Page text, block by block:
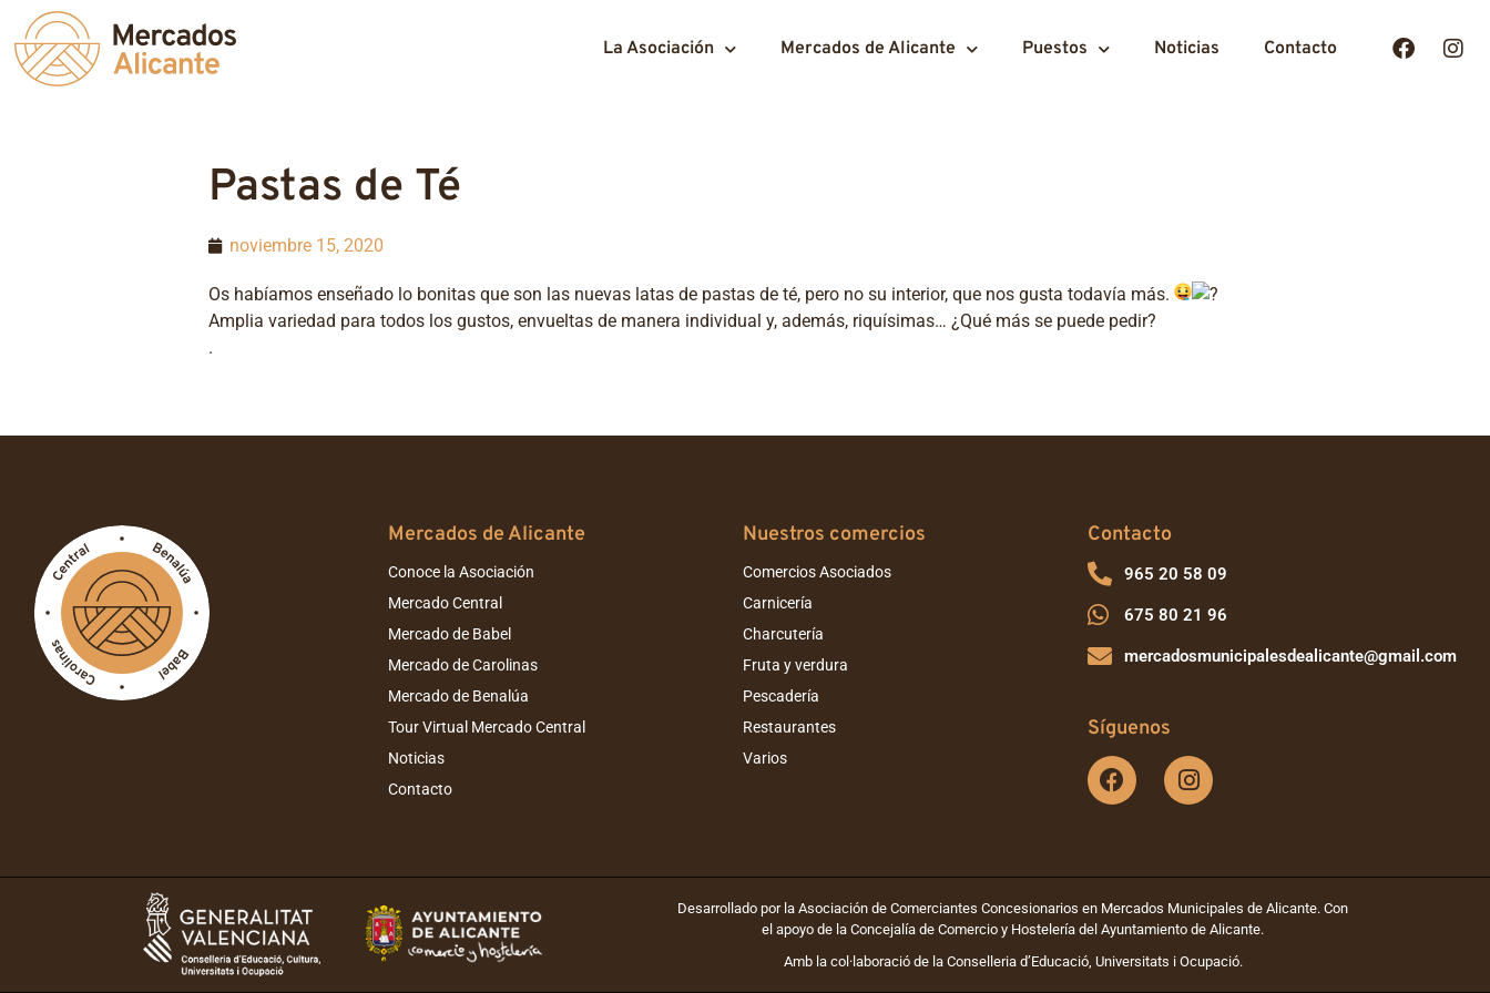
La Asociación Mercados de Alicante Puestos Noticias Contacto
Pastas de Té
noviembre 15, 2020
Os habíamos enseñado lo bonitas que son las nuevas latas de pastas de té, pero no su interior, que nos gusta todavía más.
Amplia variedad para todos los gustos, envueltas de manera individual y, además, riquísimas… ¿Qué más se puede pedir?
.
Mercados de Alicante
Conoce la Asociación
Mercado Central
Mercado de Babel
Mercado de Carolinas
Mercado de Benalúa
Tour Virtual Mercado Central
Noticias
Contacto
Nuestros comercios
Comercios Asociados
Carnicería
Charcutería
Fruta y verdura
Pescadería
Restaurantes
Varios
Contacto
965 20 58 09
675 80 21 96
mercadosmunicipalesdealicante@gmail.com
Síguenos
Desarrollado por la Asociación de Comerciantes Concesionarios en Mercados Municipales de Alicante. Con
el apoyo de la Concejalía de Comercio y Hostelería del Ayuntamiento de Alicante.
Amb la col·laboració de la Conselleria d’Educació, Universitats i Ocupació.